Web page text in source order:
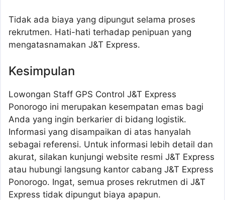
Tidak ada biaya yang dipungut selama proses
rekrutmen. Hati-hati terhadap penipuan yang
mengatasnamakan J&T Express.
Kesimpulan
Lowongan Staff GPS Control J&T Express
Ponorogo ini merupakan kesempatan emas bagi
Anda yang ingin berkarier di bidang logistik.
Informasi yang disampaikan di atas hanyalah
sebagai referensi. Untuk informasi lebih detail dan
akurat, silakan kunjungi website resmi J&T Express
atau hubungi langsung kantor cabang J&T Express
Ponorogo. Ingat, semua proses rekrutmen di J&T
Express tidak dipungut biaya apapun.